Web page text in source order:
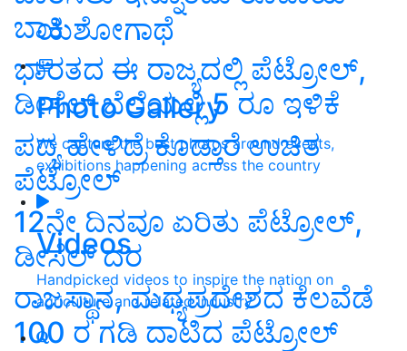
ಯಶೋಗಾಥೆ
Photo Gallery
We capture the best photos around events,
exhibitions happening across the country
Videos
Handpicked videos to inspire the nation on
agriculture and related industry
ಬಾಕಿ
ಭಾರತದ ಈ ರಾಜ್ಯದಲ್ಲಿ ಪೆಟ್ರೋಲ್,
ಡೀಸೆಲ್ ಬೆಲೆಯಲ್ಲಿ 5 ರೂ ಇಳಿಕೆ
ಪದ್ಯ ಹೇಳಿದ್ರೆ ಕೊಡ್ತಾರೆ ಉಚಿತ
ಪೆಟ್ರೋಲ್
12ನೇ ದಿನವೂ ಏರಿತು ಪೆಟ್ರೋಲ್‌,
ಡೀಸೆಲ್‌ ದರ
ರಾಜಸ್ಥಾನ, ಮಧ್ಯಪ್ರದೇಶದ ಕೆಲವೆಡೆ
100 ರ ಗಡಿ ದಾಟಿದ ಪೆಟ್ರೋಲ್